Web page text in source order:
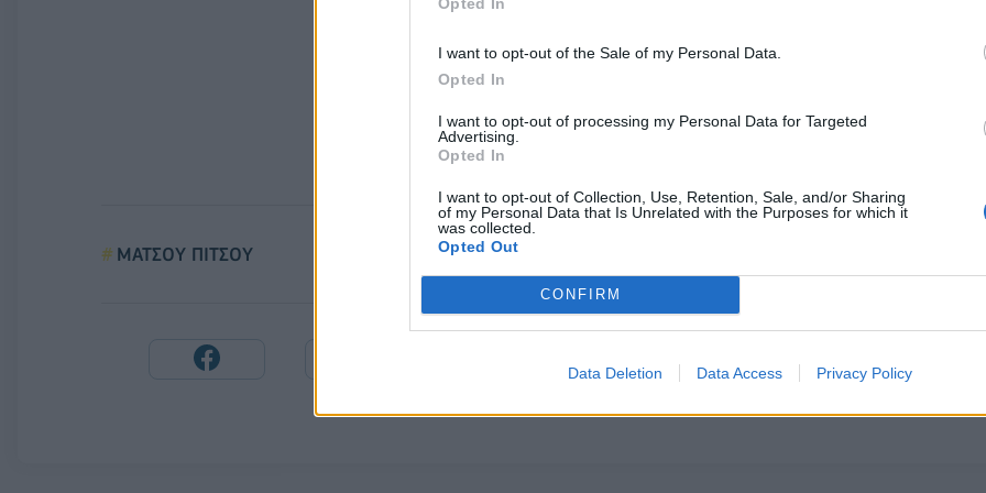
I want to opt-out of the Sale of my Personal Data.
Opted In
I want to opt-out of processing my Personal Data for Targeted
Advertising.
Opted In
I want to opt-out of Collection, Use, Retention, Sale, and/or Sharing
of my Personal Data that Is Unrelated with the Purposes for which it
was collected.
Opted Out
CONFIRM
Data Deletion Data Access Privacy Policy
ΜΑΤΣΟΥ ΠΙΤΣΟΥ